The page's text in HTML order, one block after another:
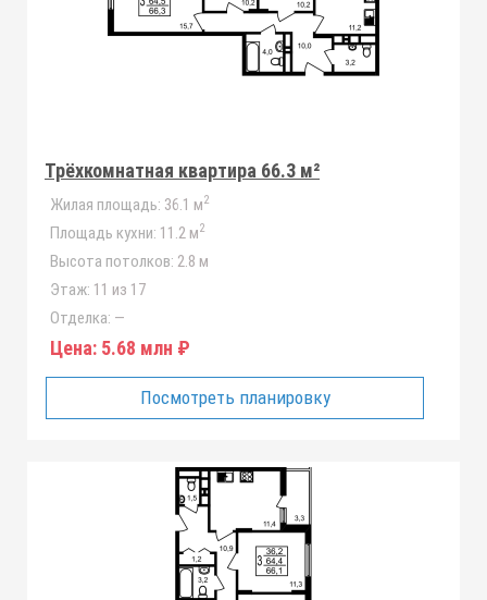
Трёхкомнатная квартира 66.3 м²
Жилая площадь: 36.1 м2
Площадь кухни: 11.2 м2
Высота потолков: 2.8 м
Этаж: 11 из 17
Отделка: —
Цена: 5.68 млн ₽
Посмотреть планировку